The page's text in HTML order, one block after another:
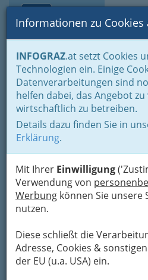
Informationen zu Cookies
INFOGRAZ.at setzt Cookies
Technologien ein. Einige
Datenverarbeitungen sind
helfen dabei, das Angebot
wirtschaftlich zu betreiben.
Details dazu finden Sie in
Erklärung.
Mit Ihrer Einwilligung
Verwendung von
Werbung können Sie unsere
nutzen.
Diese schließt die
Adresse, Cookies &
der EU (u.a. USA) ein.
Home Branchen
Einkaufen &
Handel in Graz
Dinge des
Lederwaren- u. Spielwaren- und
Landesgremium Lederwaren
Fortuna
Keplerstraße 42, 8020 Graz
+43 3152 5477
+43 3158 2100
Karte
Adresse mit Google Maps